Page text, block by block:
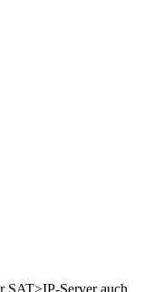
SAT>IP-Server auch